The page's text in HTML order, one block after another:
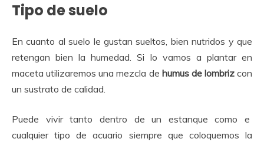
Tipo de suelo
En cuanto al suelo le gustan sueltos, bien nutridos y que
retengan bien la humedad. Si lo vamos a plantar en
maceta utilizaremos una mezcla de humus de lombrizcon
un sustrato de calidad.
Puede vivir tanto dentro de un estanque como e
cualquier tipo de acuario siempre que coloquemos la